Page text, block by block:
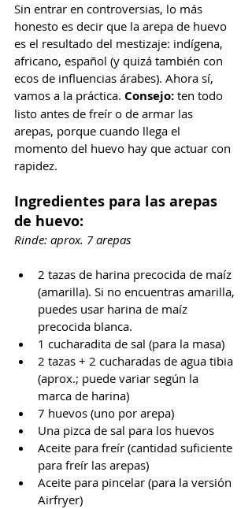
Sin entrar en controversias, lo más
honesto es decir que la arepa de huevo
es el resultado del mestizaje: indígena,
africano, español (y quizá también con
ecos de influencias árabes). Ahora sí,
vamos a la práctica. Consejo: ten todo
listo antes de freír o de armar las
arepas, porque cuando llega el
momento del huevo hay que actuar con
rapidez.
Ingredientes para las arepas
de huevo:
Rinde: aprox. 7 arepas
2 tazas de harina precocida de maíz
(amarilla). Si no encuentras amarilla,
puedes usar harina de maíz
precocida blanca.
1 cucharadita de sal (para la masa)
2 tazas + 2 cucharadas de agua tibia
(aprox.; puede variar según la
marca de harina)
7 huevos (uno por arepa)
Una pizca de sal para los huevos
Aceite para freír (cantidad suficiente
para freír las arepas)
Aceite para pincelar (para la versión
Airfryer)